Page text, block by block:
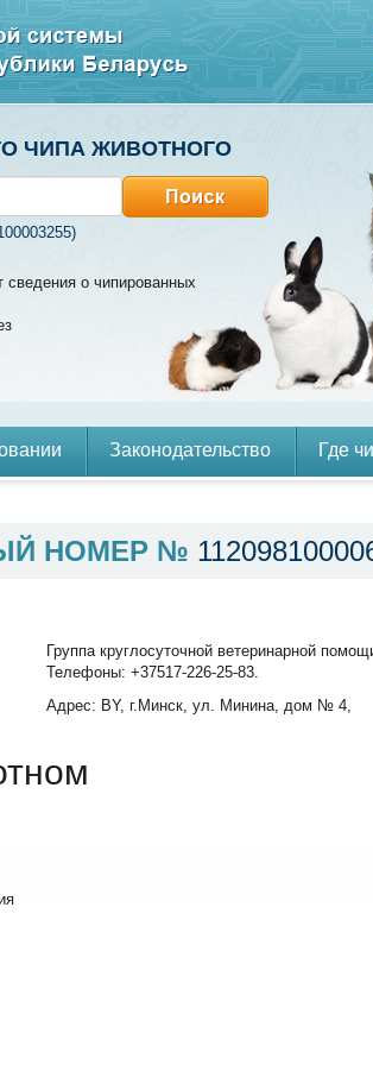
ЧИПА ЖИВОТНОГО
сведения о чипированных
Законодательство Где
НОМЕР №
Группа круглосуточной ветеринарной
Телефоны: +37517-226-25-83.
Адрес: BY, г.Минск, ул. Минина, дом № 4,